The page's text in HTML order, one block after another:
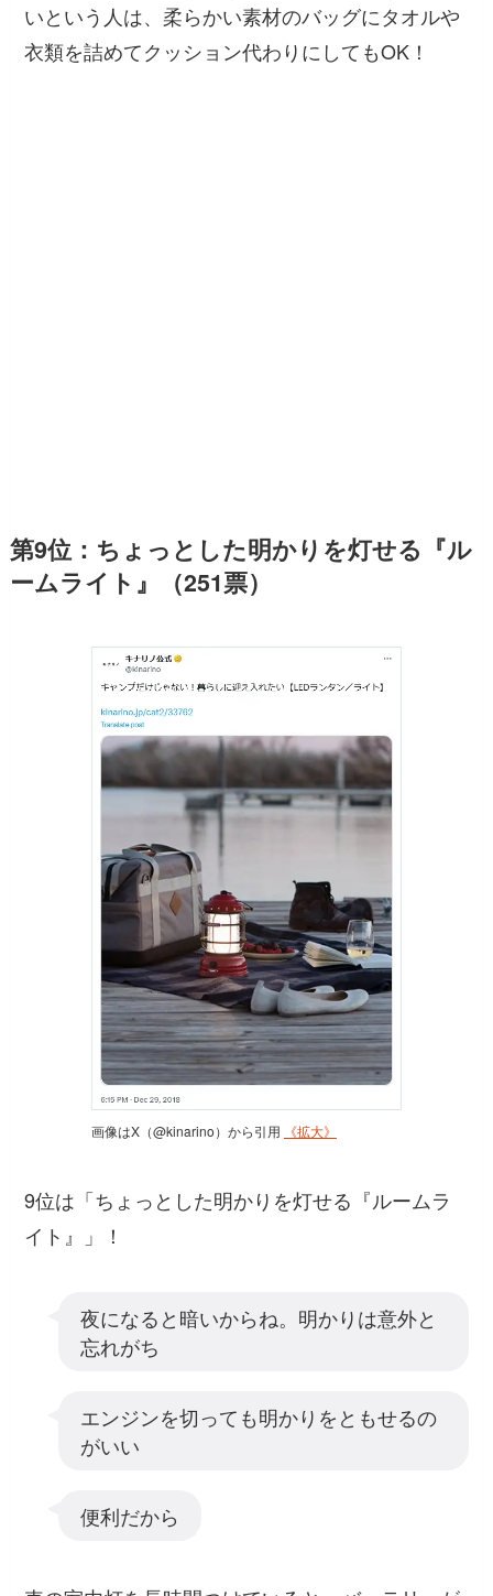
いという人は、柔らかい素材のバッグにタオルや
衣類を詰めてクッション代わりにしてもOK！
第9位：ちょっとした明かりを灯せる『ル
ームライト』（251票）
画像はX（@kinarino）から引用 《拡大》
9位は「ちょっとした明かりを灯せる『ルームラ
イト』」！
夜になると暗いからね。明かりは意外と
忘れがち
エンジンを切っても明かりをともせるの
がいい
便利だから